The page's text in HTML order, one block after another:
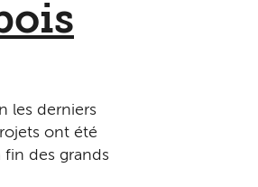
les derniers
ont été
fin des grands